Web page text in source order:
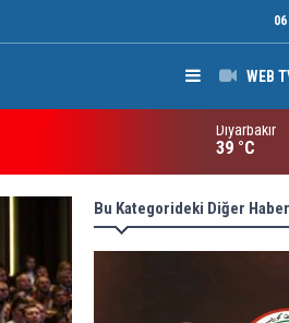
WEB
Irak: Silah bırakmayan gruplara terör
Diyarbakır
39 °C
Bu Kategorideki Diğer